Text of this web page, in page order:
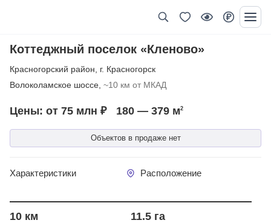
Коттеджный поселок «Кленово»
Красногорский район
г. Красногорск
Волоколамское шоссе, ~10 км от МКАД
Объектов в продаже нет
Цены: от 75 млн ₽ 180 — 379 м2
Характеристики Расположение
10 км 11.5 га